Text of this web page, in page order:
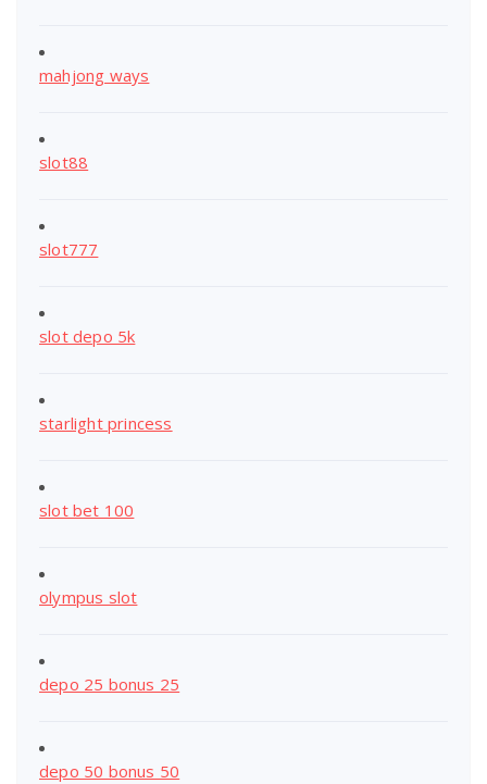
mahjong ways
slot88
slot777
slot depo 5k
starlight princess
slot bet 100
olympus slot
depo 25 bonus 25
depo 50 bonus 50